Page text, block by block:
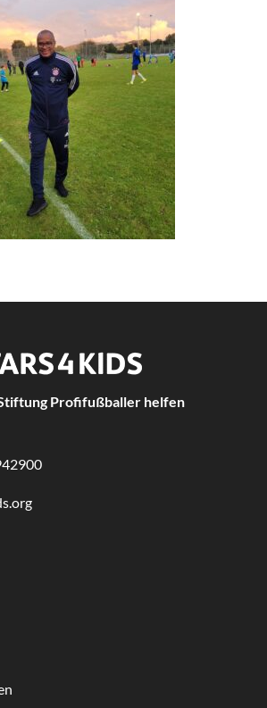
Profifußballer helfen